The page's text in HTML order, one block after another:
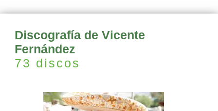
Discografía de Vicente
Fernández
73 discos